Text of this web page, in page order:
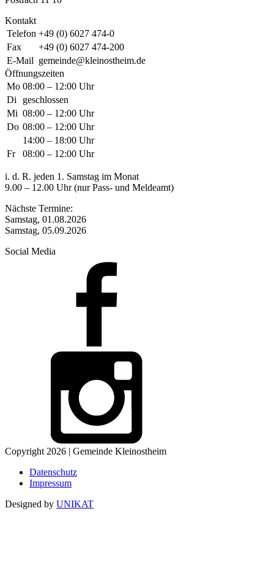
Kontakt
Telefon +49 (0) 6027 474-0
Fax
+49 (0) 6027 474-200
E-Mail gemeinde@kleinostheim.de
Öffnungszeiten
Mo 08:00 – 12:00 Uhr
Di
geschlossen
Mi 08:00 – 12:00 Uhr
Do 08:00 – 12:00 Uhr
14:00 – 18:00 Uhr
Fr
08:00 – 12:00 Uhr
i. d. R. jeden 1. Samstag im Monat
9.00 – 12.00 Uhr (nur Pass- und Meldeamt)
Nächste Termine:
Samstag, 01.08.2026
Samstag, 05.09.2026
Social Media
Copyright 2026 | Gemeinde Kleinostheim
Datenschutz
Impressum
Designed by UNIKAT